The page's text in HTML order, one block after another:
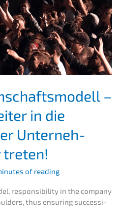
–
in die
Unter­neh­
treten!
of reading
respon­si­bi­li­ty in the compa­ny
thus ensuring succes­si­